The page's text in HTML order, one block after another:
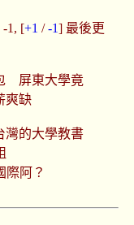
-1, [+1 /-1] 最後更
屏東大學竟
爽缺
灣的大學教書
際阿？